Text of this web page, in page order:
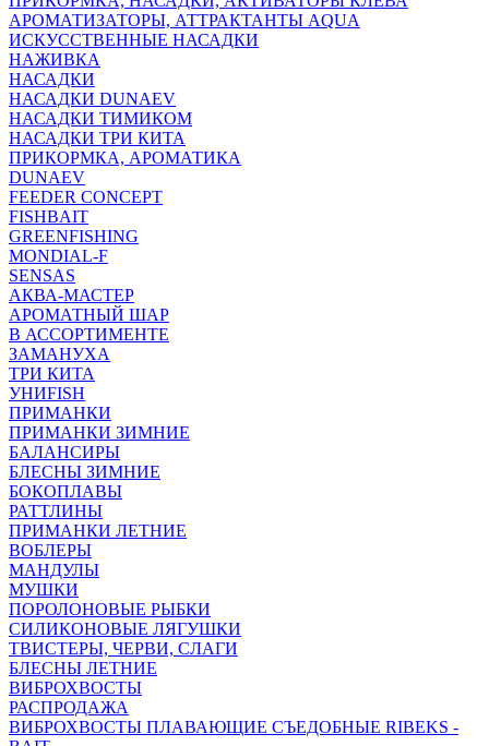
АРОМАТИЗАТОРЫ, АТТРАКТАНТЫ AQUA
ИСКУССТВЕННЫЕ НАСАДКИ
НАЖИВКА
НАСАДКИ
НАСАДКИ DUNAEV
НАСАДКИ ТИМИКОМ
НАСАДКИ ТРИ КИТА
ПРИКОРМКА, АРОМАТИКА
DUNAEV
FEEDER CONCEPT
FISHBAIT
GREENFISHING
MONDIAL-F
SENSAS
АКВА-МАСТЕР
АРОМАТНЫЙ ШАР
В АССОРТИМЕНТЕ
ЗАМАНУХА
ТРИ КИТА
УНИFISH
ПРИМАНКИ
ПРИМАНКИ ЗИМНИЕ
БАЛАНСИРЫ
БЛЕСНЫ ЗИМНИЕ
БОКОПЛАВЫ
РАТТЛИНЫ
ПРИМАНКИ ЛЕТНИЕ
ВОБЛЕРЫ
МАНДУЛЫ
МУШКИ
ПОРОЛОНОВЫЕ РЫБКИ
СИЛИКОНОВЫЕ ЛЯГУШКИ
ТВИСТЕРЫ, ЧЕРВИ, СЛАГИ
БЛЕСНЫ ЛЕТНИЕ
ВИБРОХВОСТЫ
РАСПРОДАЖА
ВИБРОХВОСТЫ ПЛАВАЮЩИЕ СЪЕДОБНЫЕ RIBEKS -